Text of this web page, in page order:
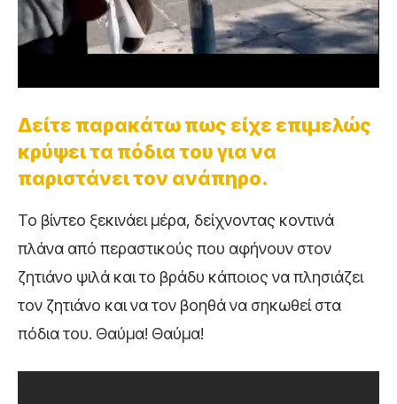
Δείτε παρακάτω πως είχε επιμελώς
κρύψει τα πόδια του για να
παριστάνει τον ανάπηρο.
Το βίντεο ξεκινάει μέρα, δείχνοντας κοντινά
πλάνα από περαστικούς που αφήνουν στον
ζητιάνο ψιλά και το βράδυ κάποιος να πλησιάζει
τον ζητιάνο και να τον βοηθά να σηκωθεί στα
πόδια του. Θαύμα! Θαύμα!